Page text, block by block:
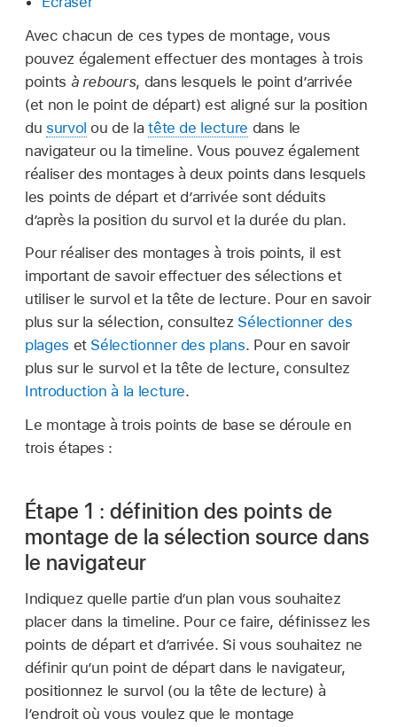
Avec chacun de ces types de montage, vous
pouvez également effectuer des montages à trois
points à rebours, dans lesquels le point d’arrivée
(et non le point de départ) est aligné sur la position
du survol ou de latête de lecture dans le
navigateur ou la timeline. Vous pouvez également
réaliser des montages à deux points dans lesquels
les points de départ et d’arrivée sont déduits
d’après la position du survol et la durée du plan.
Pour réaliser des montages à trois points, il est
important de savoir effectuer des sélections et
utiliser le survol et la tête de lecture. Pour en savoir
plus sur la sélection, consultez Sélectionner des
plages et Sélectionner des plans. Pour en savoir
plus sur le survol et la tête de lecture, consultez
Introduction à la lecture.
Le montage à trois points de base se déroule en
trois étapes :
Étape 1 : définition des points de
montage de la sélection source dans
le navigateur
Indiquez quelle partie d’un plan vous souhaitez
placer dans la timeline. Pour ce faire, définissez les
points de départ et d’arrivée. Si vous souhaitez ne
définir qu’un point de départ dans le navigateur,
positionnez le survol (ou la tête de lecture) à
l’endroit où vous voulez que le montage